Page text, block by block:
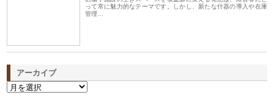
って常に魅力的なテーマです。しかし、新たな什器の導入や在庫
管理…
アーカイブ